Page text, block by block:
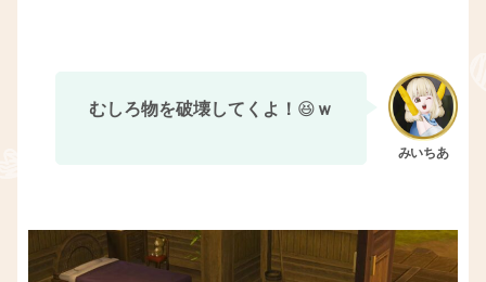
むしろ物を破壊してくよ！ 😆 ｗ